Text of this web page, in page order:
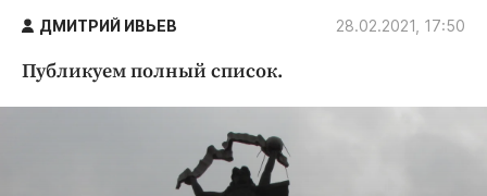
Авто и транспорт
Криминал
Недвижимость и ЖКХ
Образование
ДМИТРИЙ ИВЬЕВ 28.02.2021, 17:50
Публикуем полный список.